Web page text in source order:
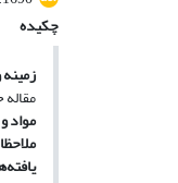
چکیده
مواد